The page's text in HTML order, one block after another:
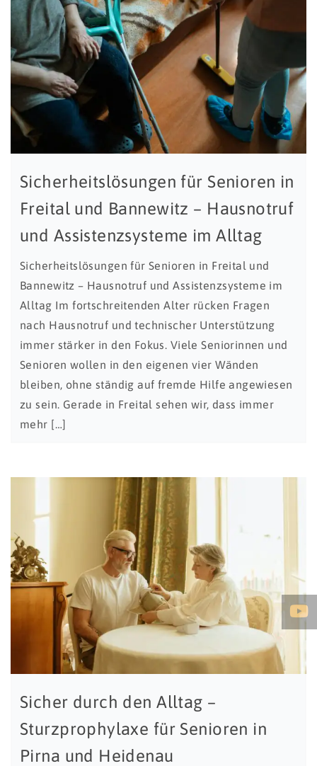
Sicherheitslösungen für Senioren in
Freital und Bannewitz – Hausnotruf
und Assistenzsysteme im Alltag
Sicherheitslösungen für Senioren in Freital und
Bannewitz – Hausnotruf und Assistenzsysteme im
Alltag Im fortschreitenden Alter rücken Fragen
nach Hausnotruf und technischer Unterstützung
immer stärker in den Fokus. Viele Seniorinnen und
Senioren wollen in den eigenen vier Wänden
bleiben, ohne ständig auf fremde Hilfe angewiesen
zu sein. Gerade in Freital sehen wir, dass immer
mehr […]
Sicher durch den Alltag –
Sturzprophylaxe für Senioren in
Pirna und Heidenau